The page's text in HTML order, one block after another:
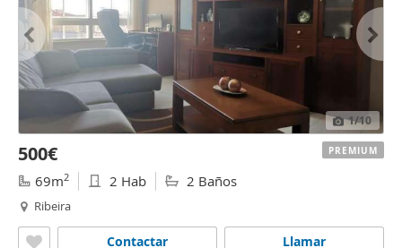
1/10
500€
69m2 2 Hab 2 Baños
Ribeira
Llamar
Contactar
PREMIUM